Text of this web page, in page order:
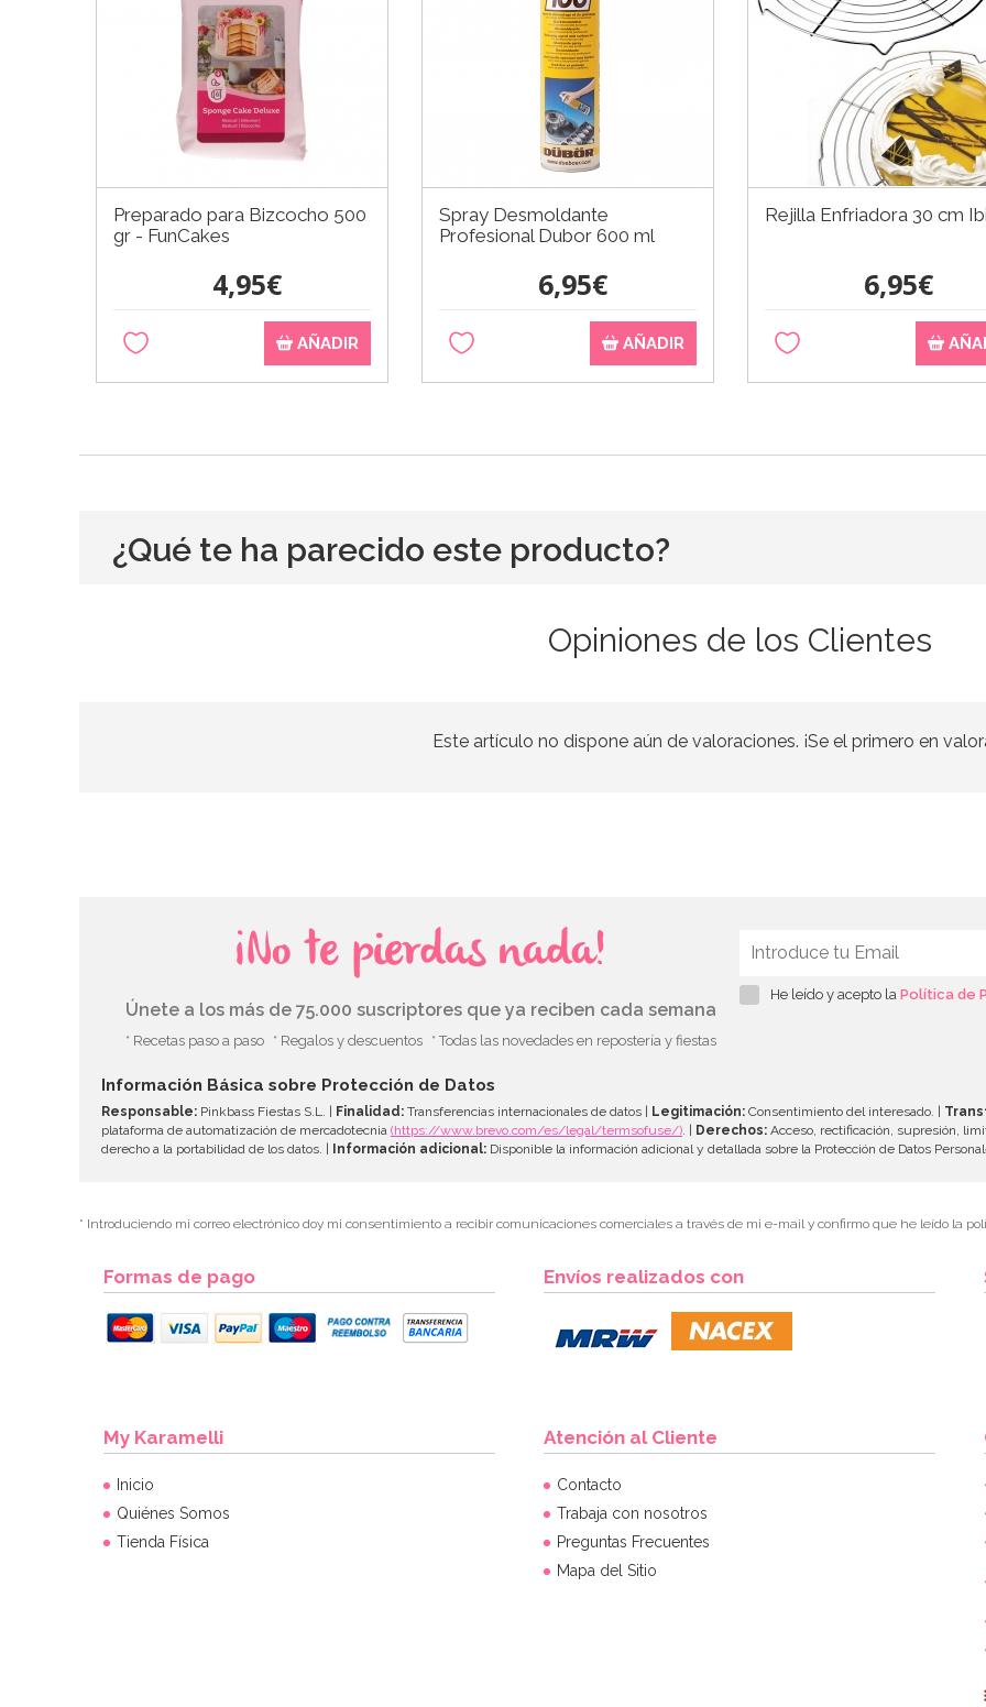
Preparado para Bizcocho 500
gr - FunCakes
4,95€
AÑADIR
Spray Desmoldante
Profesional Dubor 600 ml
6,95€
AÑADIR
Rejilla Enfriadora 30 cm
6,95€
¿Qué te ha parecido este producto?
Opiniones de los Clientes
Este artículo no dispone aún de valoraciones. ¡Se el primero en
¡No te pierdas nada!
Únete a los más de 75.000 suscriptores que ya reciben cada semana
* Recetas paso a paso * Regalos y descuentos * Todas las novedades en repostería y fiestas
He leído y acepto la Política de
Información Básica sobre Protección de Datos
Responsable: Pinkbass Fiestas S.L. | Finalidad: Transferencias internacionales de datos | Legitimación: Consentimiento del interesado. |
plataforma de automatización de mercadotecnia (https://www.brevo.com/es/legal/termsofuse/) . | Derechos: Acceso, rectificación, supresión,
derecho a la portabilidad de los datos. | Información adicional: Disponible la información adicional y detallada sobre la Protección de Datos
* Introduciendo mi correo electrónico doy mi consentimiento a recibir comunicaciones comerciales a través de mi e-mail y confirmo que he leído la
Formas de pago Envíos realizados con
My Karamelli
Inicio
Quiénes Somos
Tienda Física
Atención al Cliente
Contacto
Trabaja con nosotros
Preguntas Frecuentes
Mapa del Sitio